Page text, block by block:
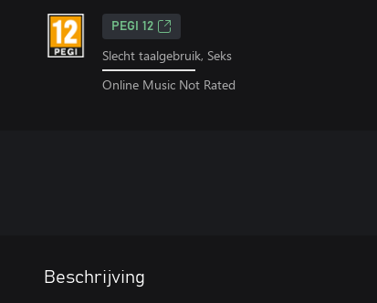
PEGI 12
Slecht taalgebruik, Seks
Online Music Not Rated
Beschrijving